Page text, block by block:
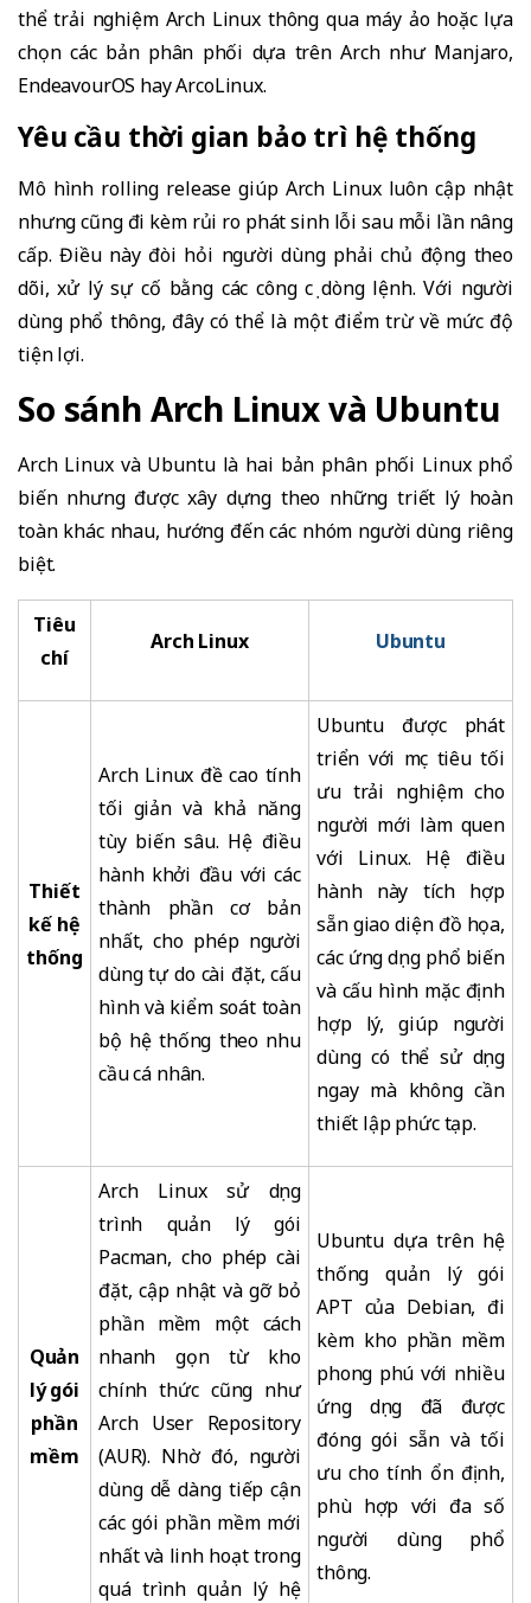
thể trải nghiệm Arch Linux thông qua máy ảo hoặc lựa
chọn các bản phân phối dựa trên Arch như Manjaro,
EndeavourOS hay ArcoLinux.
Yêu cầu thời gian bảo trì hệ thống
Mô hình rolling release giúp Arch Linux luôn cập nhật
nhưng cũng đi kèm rủi ro phát sinh lỗi sau mỗi lần nâng
cấp. Điều này đòi hỏi người dùng phải chủ động theo
dõi, xử lý sự cố bằng các công cụ dòng lệnh. Với người
dùng phổ thông, đây có thể là một điểm trừ về mức độ
tiện lợi.
So sánh Arch Linux và Ubuntu
Arch Linux và Ubuntu là hai bản phân phối Linux phổ
biến nhưng được xây dựng theo những triết lý hoàn
toàn khác nhau, hướng đến các nhóm người dùng riêng
biệt.
Tiêu
chí
Arch Linux Ubuntu
Thiết
kế hệ
thống
Arch Linux đề cao tính
tối giản và khả năng
tùy biến sâu. Hệ điều
hành khởi đầu với các
thành phần cơ bản
nhất, cho phép người
dùng tự do cài đặt, cấu
hình và kiểm soát toàn
bộ hệ thống theo nhu
cầu cá nhân.
Ubuntu được phát
triển với mục tiêu tối
ưu trải nghiệm cho
người mới làm quen
với Linux. Hệ điều
hành này tích hợp
sẵn giao diện đồ họa,
các ứng dụng phổ biến
và cấu hình mặc định
hợp lý, giúp người
dùng có thể sử dụng
ngay mà không cần
thiết lập phức tạp.
Quản
lý gói
phần
mềm
Arch Linux sử dụng
trình quản lý gói
Pacman, cho phép cài
đặt, cập nhật và gỡ bỏ
phần mềm một cách
nhanh gọn từ kho
chính thức cũng như
Arch User Repository
(AUR). Nhờ đó, người
dùng dễ dàng tiếp cận
các gói phần mềm mới
nhất và linh hoạt trong
quá trình quản lý hệ
Ubuntu dựa trên hệ
thống quản lý gói
APT của Debian, đi
kèm kho phần mềm
phong phú với nhiều
ứng dụng đã được
đóng gói sẵn và tối
ưu cho tính ổn định,
phù hợp với đa số
người dùng phổ
thông.